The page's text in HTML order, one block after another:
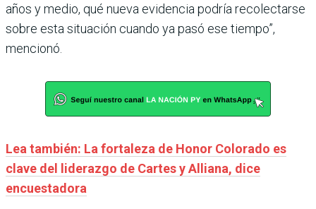
años y medio, qué nueva evidencia podría recolectarse
sobre esta situación cuando ya pasó ese tiempo”,
mencionó.
Lea también: La fortaleza de Honor Colorado es
clave del liderazgo de Cartes y Alliana, dice
encuestadora